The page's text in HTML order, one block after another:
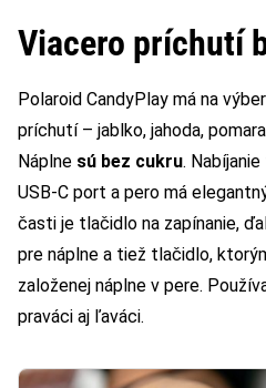
Viacero príchutí
Polaroid CandyPlay má na
príchutí – jablko, jahoda,
Náplne sú bez cukru.
USB-C port a pero má
časti je tlačidlo na zapínanie,
pre náplne a tiež tlačidlo,
založenej náplne v pere.
praváci aj ľaváci.